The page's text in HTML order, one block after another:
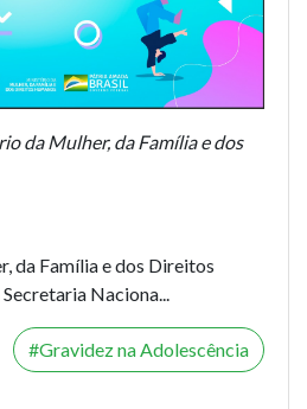
da Mulher, da Família e dos
da Família e dos Direitos
Naciona...
Gravidez na Adolescência